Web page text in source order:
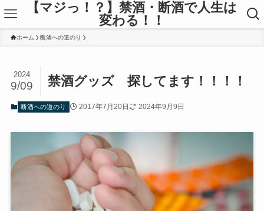
【マジっ！？】禁酒・断酒で人生は
変わる！！
ホーム 断酒への道のり
禁酒グッズ 探してます！！！！
2024
9/09
断酒への道のり 2017年7月20日 2024年9月9日